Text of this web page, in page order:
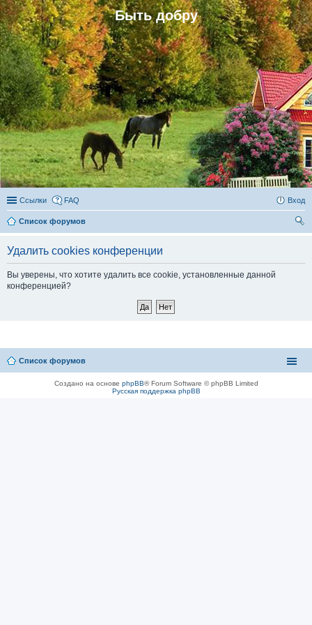
Быть добру
Ссылки FAQ Вход
Список форумов
Удалить cookies конференции
Вы уверены, что хотите удалить все cookie, установленные данной
конференцией?
Список форумов
Создано на основе phpBB® Forum Software © phpBB Limited
Русская поддержка phpBB